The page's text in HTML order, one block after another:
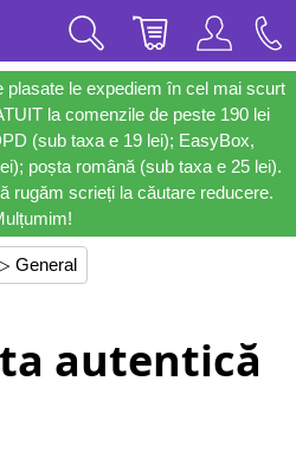
plasate le expediem în cel mai scurt
la comenzile de peste 190 lei
(sub taxa e 19 lei); EasyBox,
poșta română (sub taxa e 25 lei).
rugăm scrieți la căutare reducere.
General
autentică